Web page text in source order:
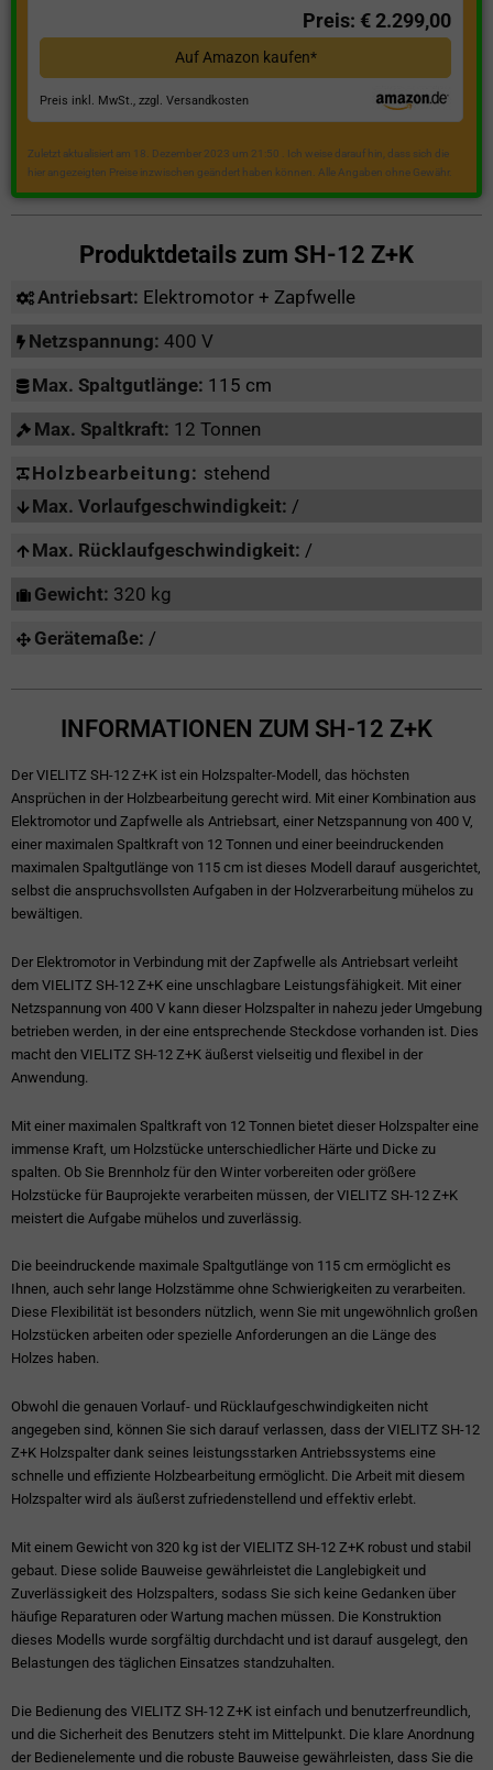
Preis: € 2.299,00
Auf Amazon kaufen*
Preis inkl. MwSt., zzgl. Versandkosten
Zuletzt aktualisiert am 18. Dezember 2023 um 21:50 . Ich weise darauf hin, dass sich die
hier angezeigten Preise inzwischen geändert haben können. Alle Angaben ohne Gewähr.
Produktdetails zum SH-12 Z+K
Antriebsart: Elektromotor + Zapfwelle
Netzspannung: 400 V
Max. Spaltgutlänge: 115 cm
Max. Spaltkraft: 12 Tonnen
Holzbearbeitung: stehend
Max. Vorlaufgeschwindigkeit: /
Max. Rücklaufgeschwindigkeit: /
Gewicht: 320 kg
Gerätemaße: /
INFORMATIONEN ZUM SH-12 Z+K
Der VIELITZ SH-12 Z+K ist ein Holzspalter-Modell, das höchsten
Ansprüchen in der Holzbearbeitung gerecht wird. Mit einer Kombination aus
Elektromotor und Zapfwelle als Antriebsart, einer Netzspannung von 400 V,
einer maximalen Spaltkraft von 12 Tonnen und einer beeindruckenden
maximalen Spaltgutlänge von 115 cm ist dieses Modell darauf ausgerichtet,
selbst die anspruchsvollsten Aufgaben in der Holzverarbeitung mühelos zu
bewältigen.
Der Elektromotor in Verbindung mit der Zapfwelle als Antriebsart verleiht
dem VIELITZ SH-12 Z+K eine unschlagbare Leistungsfähigkeit. Mit einer
Netzspannung von 400 V kann dieser Holzspalter in nahezu jeder Umgebung
betrieben werden, in der eine entsprechende Steckdose vorhanden ist. Dies
macht den VIELITZ SH-12 Z+K äußerst vielseitig und flexibel in der
Anwendung.
Mit einer maximalen Spaltkraft von 12 Tonnen bietet dieser Holzspalter eine
immense Kraft, um Holzstücke unterschiedlicher Härte und Dicke zu
spalten. Ob Sie Brennholz für den Winter vorbereiten oder größere
Holzstücke für Bauprojekte verarbeiten müssen, der VIELITZ SH-12 Z+K
meistert die Aufgabe mühelos und zuverlässig.
Die beeindruckende maximale Spaltgutlänge von 115 cm ermöglicht es
Ihnen, auch sehr lange Holzstämme ohne Schwierigkeiten zu verarbeiten.
Diese Flexibilität ist besonders nützlich, wenn Sie mit ungewöhnlich großen
Holzstücken arbeiten oder spezielle Anforderungen an die Länge des
Holzes haben.
Obwohl die genauen Vorlauf- und Rücklaufgeschwindigkeiten nicht
angegeben sind, können Sie sich darauf verlassen, dass der VIELITZ SH-12
Z+K Holzspalter dank seines leistungsstarken Antriebssystems eine
schnelle und effiziente Holzbearbeitung ermöglicht. Die Arbeit mit diesem
Holzspalter wird als äußerst zufriedenstellend und effektiv erlebt.
Mit einem Gewicht von 320 kg ist der VIELITZ SH-12 Z+K robust und stabil
gebaut. Diese solide Bauweise gewährleistet die Langlebigkeit und
Zuverlässigkeit des Holzspalters, sodass Sie sich keine Gedanken über
häufige Reparaturen oder Wartung machen müssen. Die Konstruktion
dieses Modells wurde sorgfältig durchdacht und ist darauf ausgelegt, den
Belastungen des täglichen Einsatzes standzuhalten.
Die Bedienung des VIELITZ SH-12 Z+K ist einfach und benutzerfreundlich,
und die Sicherheit des Benutzers steht im Mittelpunkt. Die klare Anordnung
der Bedienelemente und die robuste Bauweise gewährleisten, dass Sie die